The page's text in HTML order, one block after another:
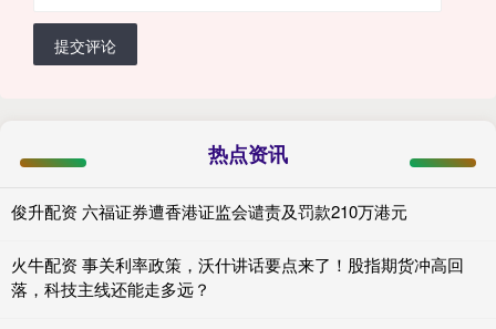
提交评论
热点资讯
俊升配资 六福证券遭香港证监会谴责及罚款210万港元
火牛配资 事关利率政策，沃什讲话要点来了！股指期货冲高回
落，科技主线还能走多远？